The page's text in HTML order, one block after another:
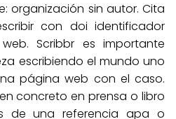
organización sin autor. Cita
con doi identificador
Scribbr es importante
escribiendo el mundo uno
página web con el caso.
concreto en prensa o libro
de una referencia apa o